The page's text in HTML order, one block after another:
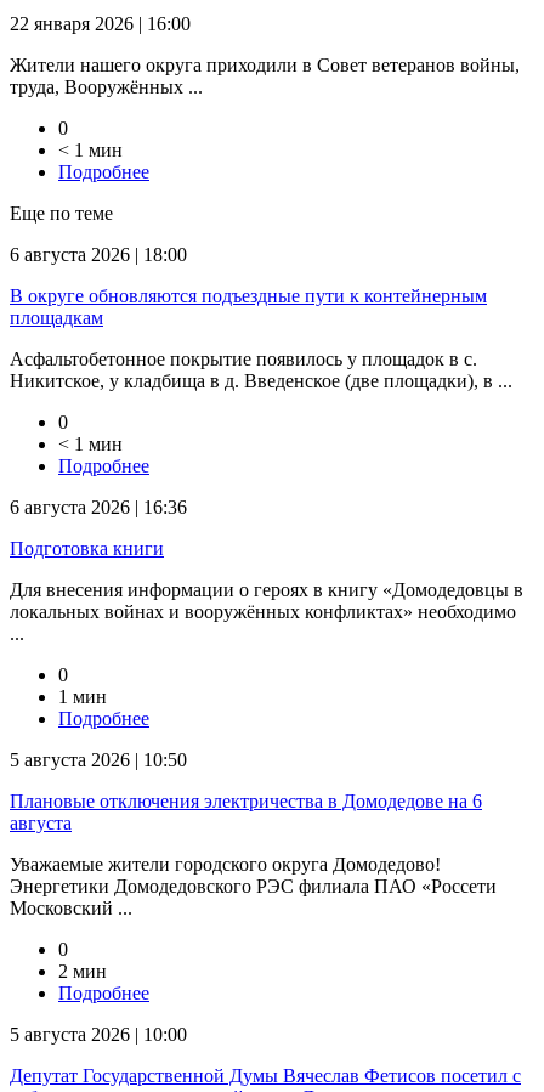
22 января 2026 | 16:00
Жители нашего округа приходили в Совет ветеранов войны,
труда, Вооружённых ...
0
< 1 мин
Подробнее
Еще по теме
6 августа 2026 | 18:00
В округе обновляются подъездные пути к контейнерным
площадкам
Асфальтобетонное покрытие появилось у площадок в с.
Никитское, у кладбища в д. Введенское (две площадки), в ...
0
< 1 мин
Подробнее
6 августа 2026 | 16:36
Подготовка книги
Для внесения информации о героях в книгу «Домодедовцы в
локальных войнах и вооружённых конфликтах» необходимо
...
0
1 мин
Подробнее
5 августа 2026 | 10:50
Плановые отключения электричества в Домодедове на 6
августа
Уважаемые жители городского округа Домодедово!
Энергетики Домодедовского РЭС филиала ПАО «Россети
Московский ...
0
2 мин
Подробнее
5 августа 2026 | 10:00
Депутат Государственной Думы Вячеслав Фетисов посетил с